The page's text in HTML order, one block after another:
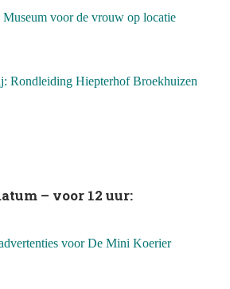
voor de vrouw op locatie
Rondleiding Hiepterhof Broekhuizen
– voor 12 uur:
voor De Mini Koerier